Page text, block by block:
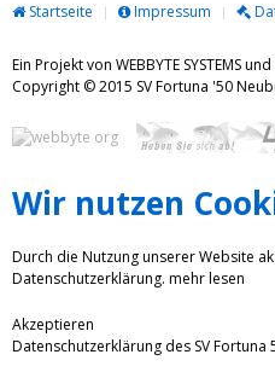
Startseite Impressum
Ein Projekt von WEBBYTE SYSTEMS
Copyright © 2015 SV Fortuna '50
Wir nutzen
Durch die Nutzung unserer Website
Datenschutzerklärung. mehr lesen
Akzeptieren
Datenschutzerklärung des SV Fortuna